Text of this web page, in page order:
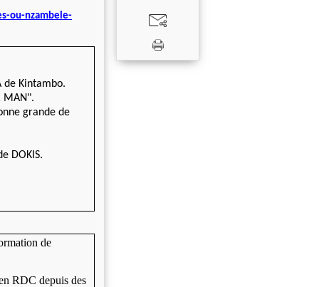
ou-nzambele-
de Kintambo.
MAN".
grande de
DOKIS.
de
RDC depuis des